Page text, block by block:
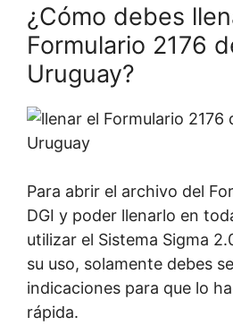
¿Cómo debes
Formulario 2176
Uruguay?
Para abrir el archivo del
DGI y poder llenarlo en
utilizar el Sistema Sigma
su uso, solamente debes
indicaciones para que lo
rápida.